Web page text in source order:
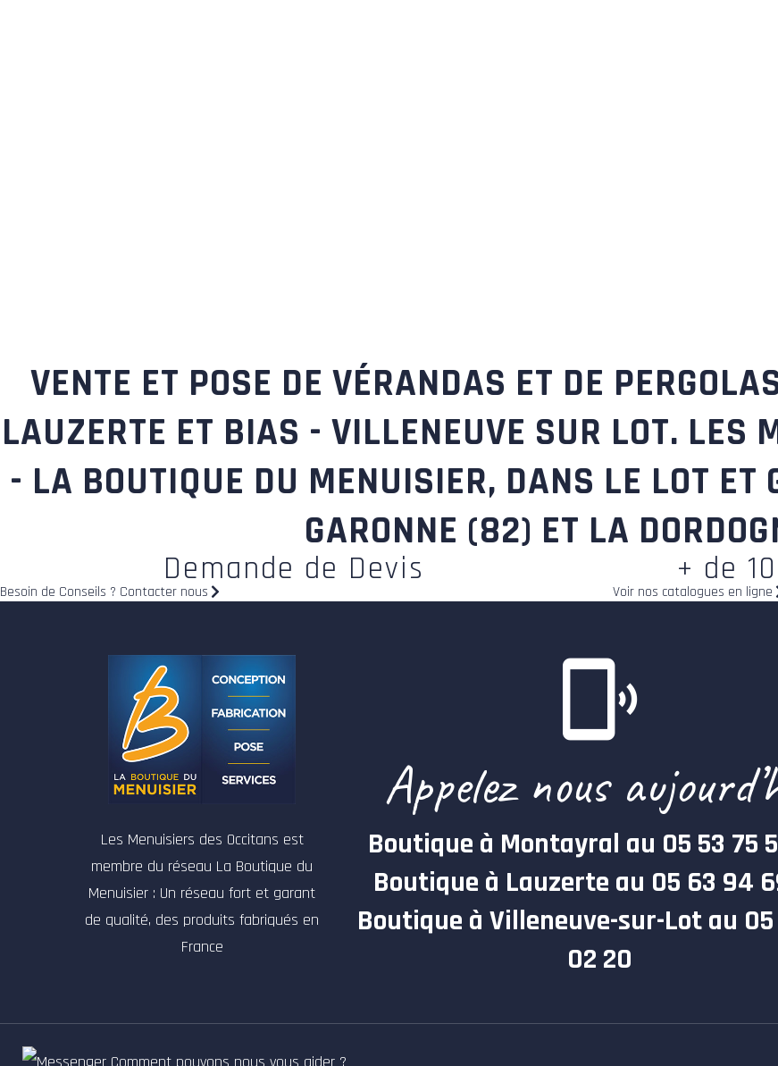
VENTE ET POSE DE VÉRANDAS ET DE
LAUZERTE ET BIAS - VILLENEUVE SUR LOT. LES
- LA BOUTIQUE DU MENUISIER, DANS LE LOT ET
GARONNE (82) ET LA
Demande de Devis
Besoin de Conseils ? Contacter nous
+ de
Voir nos catalogues en ligne
Les Menuisiers des Occitans est
membre du réseau La Boutique du
Menuisier : Un réseau fort et garant
de qualité, des produits fabriqués en
France
Appelez nous
Boutique à Montayral au 05 53 75
Boutique à Lauzerte au 05 63 94
Boutique à Villeneuve-sur-Lot au 05
02 20
Comment pouvons nous vous aider ?